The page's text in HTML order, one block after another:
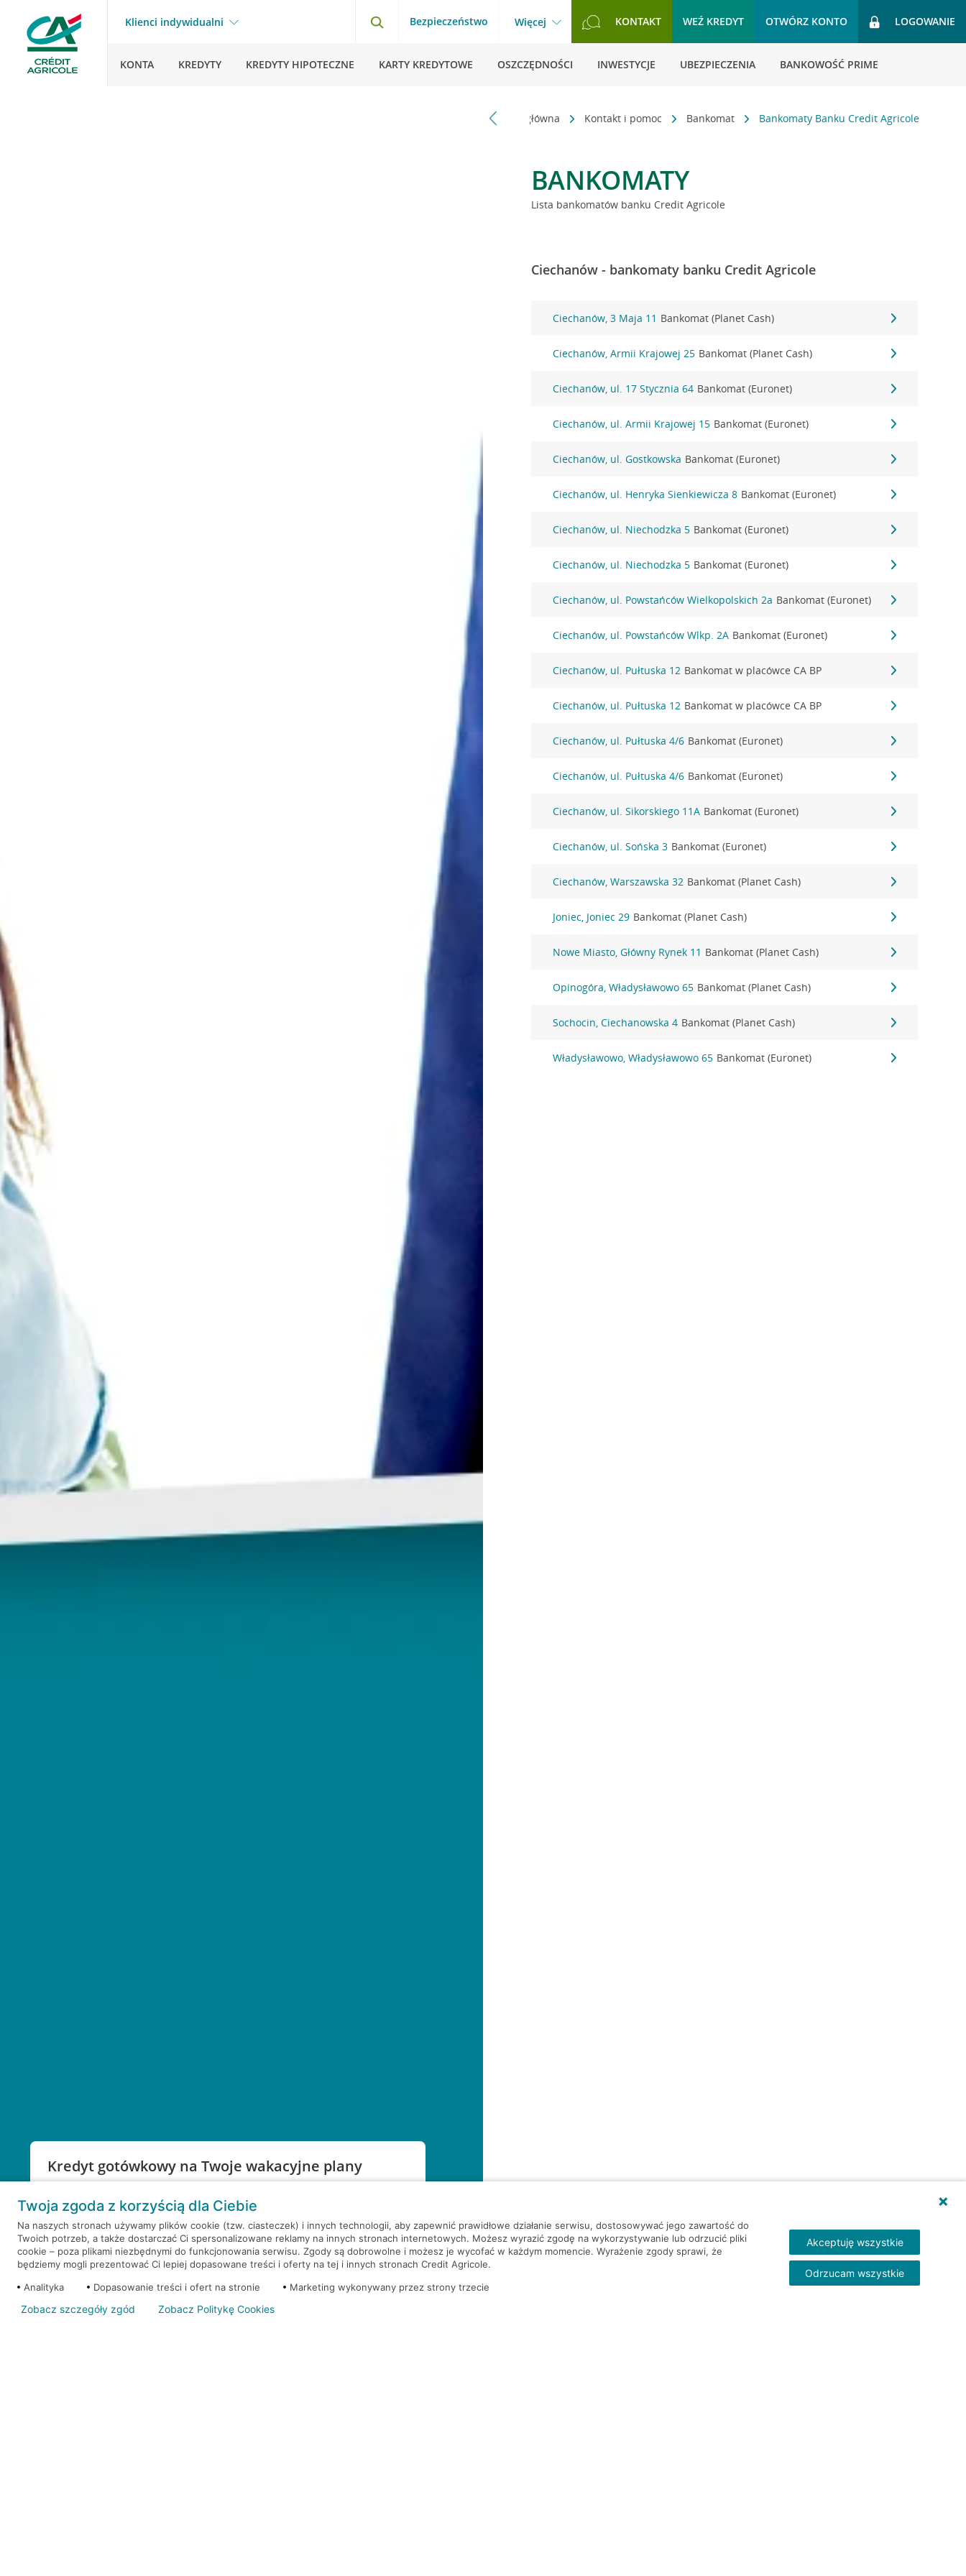
Klienci indywidualni Bezpieczeństwo Więcej KONTAKT WEŹ KREDYT OTWÓRZ KONTO LOGOWANIE
KONTA KREDYTY KREDYTY HIPOTECZNE KARTY KREDYTOWE OSZCZĘDNOŚCI INWESTYCJE UBEZPIECZENIA BANKOWOŚĆ PRIME
Kredyt gotówkowy na Twoje wakacyjne plany
RRSO: 9,6%
WEŹ KREDYT NOTA PRAWNA
Strona główna Kontakt i pomoc Bankomat Bankomaty Banku Credit Agricole
BANKOMATY
Lista bankomatów banku Credit Agricole
Ciechanów - bankomaty banku Credit Agricole
Ciechanów, 3 Maja 11 Bankomat (Planet Cash)
Ciechanów, Armii Krajowej 25 Bankomat (Planet Cash)
Ciechanów, ul. 17 Stycznia 64 Bankomat (Euronet)
Ciechanów, ul. Armii Krajowej 15 Bankomat (Euronet)
Ciechanów, ul. Gostkowska Bankomat (Euronet)
Ciechanów, ul. Henryka Sienkiewicza 8 Bankomat (Euronet)
Ciechanów, ul. Niechodzka 5 Bankomat (Euronet)
Ciechanów, ul. Niechodzka 5 Bankomat (Euronet)
Ciechanów, ul. Powstańców Wielkopolskich 2a Bankomat (Euronet)
Ciechanów, ul. Powstańców Wlkp. 2A Bankomat (Euronet)
Ciechanów, ul. Pułtuska 12 Bankomat w placówce CA BP
Ciechanów, ul. Pułtuska 12 Bankomat w placówce CA BP
Ciechanów, ul. Pułtuska 4/6 Bankomat (Euronet)
Ciechanów, ul. Pułtuska 4/6 Bankomat (Euronet)
Ciechanów, ul. Sikorskiego 11A Bankomat (Euronet)
Ciechanów, ul. Sońska 3 Bankomat (Euronet)
Ciechanów, Warszawska 32 Bankomat (Planet Cash)
Joniec, Joniec 29 Bankomat (Planet Cash)
Nowe Miasto, Główny Rynek 11 Bankomat (Planet Cash)
Opinogóra, Władysławowo 65 Bankomat (Planet Cash)
Sochocin, Ciechanowska 4 Bankomat (Planet Cash)
Władysławowo, Władysławowo 65 Bankomat (Euronet)
Twoja zgoda z korzyścią dla Ciebie
Na naszych stronach używamy plików cookie (tzw. ciasteczek) i innych technologii, aby zapewnić prawidłowe działanie serwisu, dostosowywać jego zawartość do
Twoich potrzeb, a także dostarczać Ci spersonalizowane reklamy na innych stronach internetowych. Możesz wyrazić zgodę na wykorzystywanie lub odrzucić pliki
cookie – poza plikami niezbędnymi do funkcjonowania serwisu. Zgody są dobrowolne i możesz je wycofać w każdym momencie. Wyrażenie zgody sprawi, że
będziemy mogli prezentować Ci lepiej dopasowane treści i oferty na tej i innych stronach Credit Agricole.
Analityka
Dopasowanie treści i ofert na stronie Marketing wykonywany przez strony trzecie
Akceptuję wszystkie
Odrzucam wszystkie
Zobacz szczegóły zgód Zobacz Politykę Cookies